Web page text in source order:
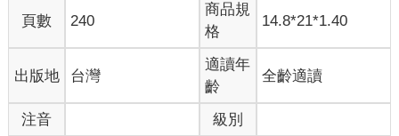
無法捕捉的聲音、氣味與觸感，都會一一刻在我的耳朵、鼻子、
臉頰與雙手上。當時，世界與我之間尚未出現那把刀，那時如此
頁數 240
商品規
格
14.8*21*1.40
出版地 台灣
適讀年
齡
全齡適讀
注音 級別